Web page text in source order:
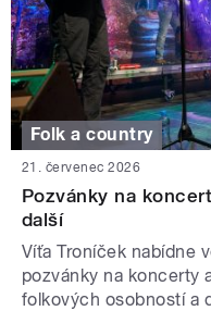
Folk a country
21. červenec 2026
Pozvánky na
další
Víťa Troníček nabídne
pozvánky na koncerty
folkových osobností a